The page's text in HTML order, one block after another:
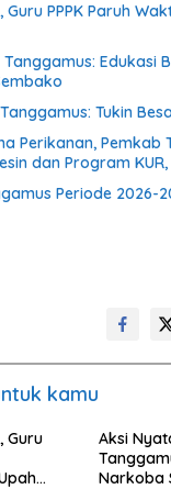
Guru PPPK Paruh
Tanggamus: Edukasi
Tukin
Perikanan, Pemkab
dan Program KUR,
Periode 2026-
kamu
Guru
Aksi
Narkoba